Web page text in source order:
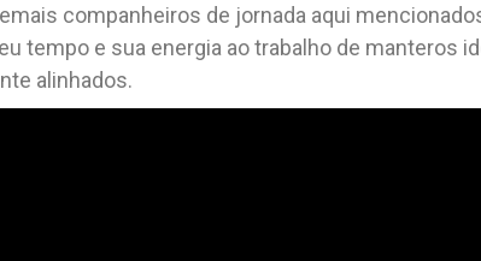
companheiros de jornada aqui
tempo e sua energia ao trabalho de manteros
alinhados.